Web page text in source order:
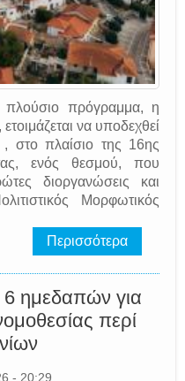
πρόγραμμα, η
να υποδεχθεί
, στο πλαίσιο της 16ης
ενός θεσμού, που
διοργανώσεις και
Μορφωτικός
Περισσότερα
ημεδαπών για
περί
- 20:29